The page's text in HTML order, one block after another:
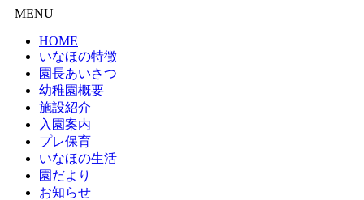
MENU
HOME
いなほの特徴
園長あいさつ
幼稚園概要
施設紹介
入園案内
プレ保育
いなほの生活
園だより
お知らせ